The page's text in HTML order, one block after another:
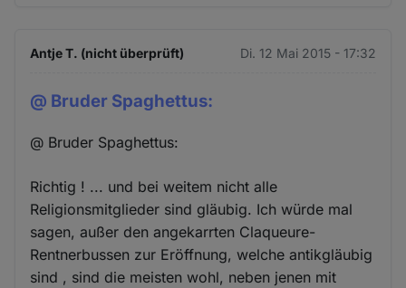
Antje T. (nicht überprüft) Di. 12 Mai 2015 - 17:32
@ Bruder Spaghettus:
@ Bruder Spaghettus:
Richtig ! ... und bei weitem nicht alle
Religionsmitglieder sind gläubig. Ich würde mal
sagen, außer den angekarrten Claqueure-
Rentnerbussen zur Eröffnung, welche antikgläubig
sind , sind die meisten wohl, neben jenen mit